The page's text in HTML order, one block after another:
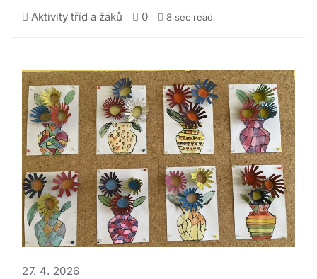
Aktivity tříd a žáků 0 8 sec read
27. 4. 2026